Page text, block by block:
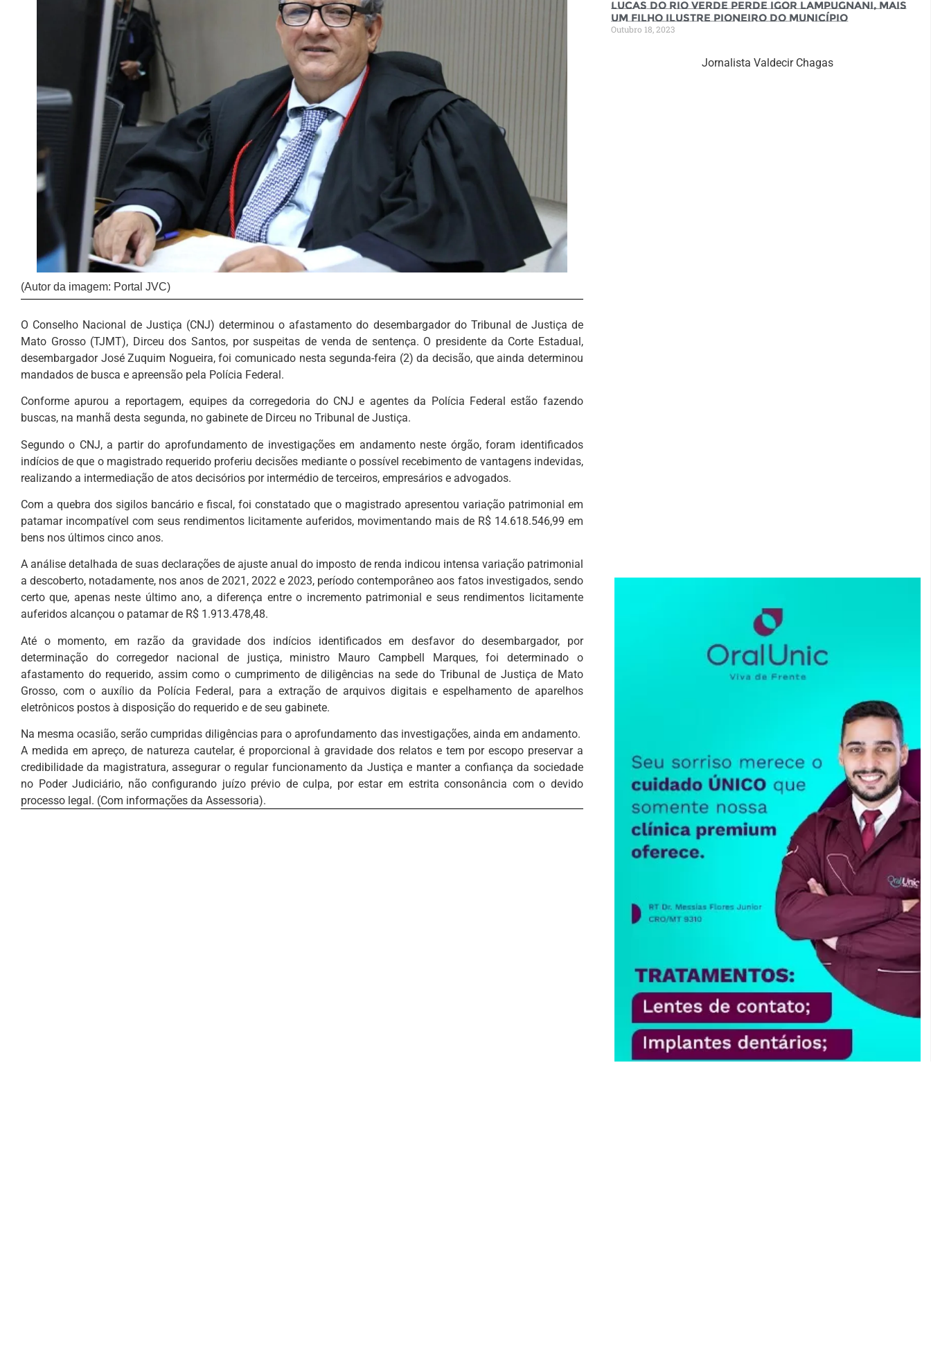
(Autor da imagem: Portal JVC)
O Conselho Nacional de Justiça (CNJ) determinou o afastamento do desembargador do Tribunal de Justiça de
Mato Grosso (TJMT), Dirceu dos Santos, por suspeitas de venda de sentença. O presidente da Corte Estadual,
desembargador José Zuquim Nogueira, foi comunicado nesta segunda-feira (2) da decisão, que ainda determinou
mandados de busca e apreensão pela Polícia Federal.
Conforme apurou a reportagem, equipes da corregedoria do CNJ e agentes da Polícia Federal estão fazendo
buscas, na manhã desta segunda, no gabinete de Dirceu no Tribunal de Justiça.
Segundo o CNJ, a partir do aprofundamento de investigações em andamento neste órgão, foram identificados
indícios de que o magistrado requerido proferiu decisões mediante o possível recebimento de vantagens indevidas,
realizando a intermediação de atos decisórios por intermédio de terceiros, empresários e advogados.
Com a quebra dos sigilos bancário e fiscal, foi constatado que o magistrado apresentou variação patrimonial em
patamar incompatível com seus rendimentos licitamente auferidos, movimentando mais de R$ 14.618.546,99 em
bens nos últimos cinco anos.
A análise detalhada de suas declarações de ajuste anual do imposto de renda indicou intensa variação patrimonial
a descoberto, notadamente, nos anos de 2021, 2022 e 2023, período contemporâneo aos fatos investigados, sendo
certo que, apenas neste último ano, a diferença entre o incremento patrimonial e seus rendimentos licitamente
auferidos alcançou o patamar de R$ 1.913.478,48.
Até o momento, em razão da gravidade dos indícios identificados em desfavor do desembargador, por
determinação do corregedor nacional de justiça, ministro Mauro Campbell Marques, foi determinado o
afastamento do requerido, assim como o cumprimento de diligências na sede do Tribunal de Justiça de Mato
Grosso, com o auxílio da Polícia Federal, para a extração de arquivos digitais e espelhamento de aparelhos
eletrônicos postos à disposição do requerido e de seu gabinete.
Na mesma ocasião, serão cumpridas diligências para o aprofundamento das investigações, ainda em andamento.
A medida em apreço, de natureza cautelar, é proporcional à gravidade dos relatos e tem por escopo preservar a
credibilidade da magistratura, assegurar o regular funcionamento da Justiça e manter a confiança da sociedade
no Poder Judiciário, não configurando juízo prévio de culpa, por estar em estrita consonância com o devido
processo legal. (Com informações da Assessoria).
Lucas do Rio Verde perde Igor Lampugnani, mais
um filho ilustre pioneiro do município
Outubro 18, 2023
Jornalista Valdecir Chagas